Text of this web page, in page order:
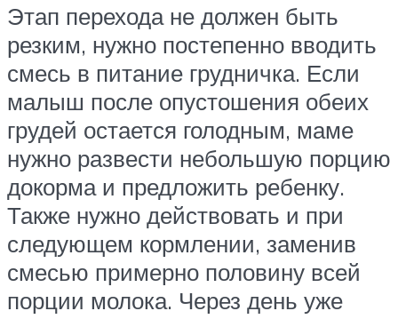
Этап перехода не должен быть
резким, нужно постепенно вводить
смесь в питание грудничка. Если
малыш после опустошения обеих
грудей остается голодным, маме
нужно развести небольшую порцию
докорма и предложить ребенку.
Также нужно действовать и при
следующем кормлении, заменив
смесью примерно половину всей
порции молока. Через день уже